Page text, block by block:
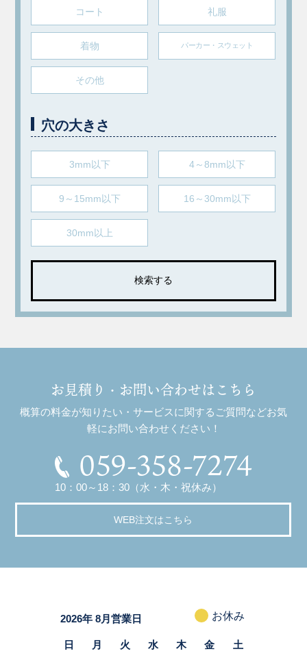
コート 礼服
着物 パーカー・スウェット
その他
穴の大きさ
3mm以下 4～8mm以下
9～15mm以下 16～30mm以下
30mm以上
お見積り・お問い合わせはこちら
概算の料金が知りたい・サービスに関するご質問などお気
軽にお問い合わせください！
059-358-7274
10：00～18：30（水・木・祝休み）
WEB注文はこちら